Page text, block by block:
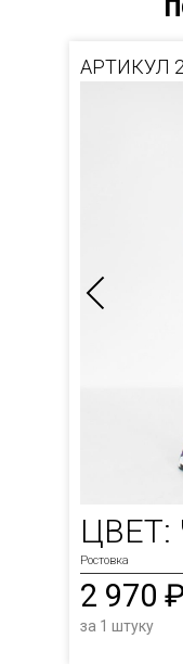
АРТИКУЛ
Ростовка
2 970
за 1 штуку